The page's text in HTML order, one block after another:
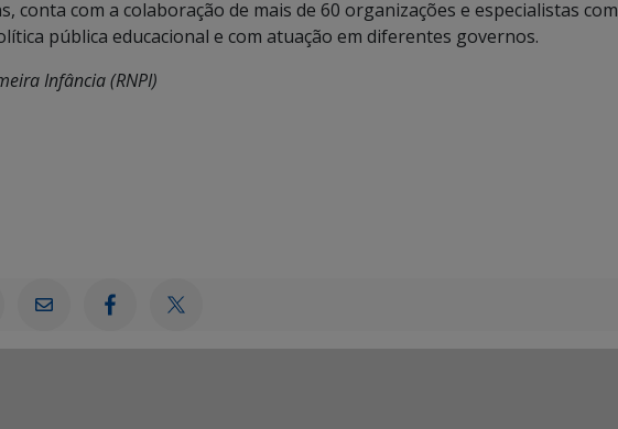
conta com a colaboração de mais de 60 organizações e especialistas com
pública educacional e com atuação em diferentes governos.
Infância (RNPI)